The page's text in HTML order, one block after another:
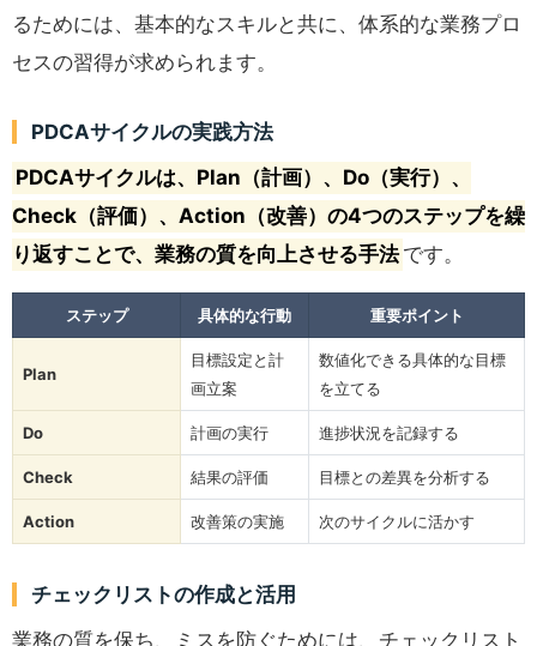
るためには、基本的なスキルと共に、体系的な業務プロ
セスの習得が求められます。
PDCAサイクルの実践方法
PDCAサイクルは、Plan（計画）、Do（実行）、
Check（評価）、Action（改善）の4つのステップを繰
り返すことで、業務の質を向上させる手法 です。
ステップ 具体的な行動 重要ポイント
Plan
目標設定と計
画立案
数値化できる具体的な目標
を立てる
Do 計画の実行 進捗状況を記録する
Check 結果の評価 目標との差異を分析する
Action 改善策の実施 次のサイクルに活かす
チェックリストの作成と活用
業務の質を保ち、ミスを防ぐためには、チェックリスト